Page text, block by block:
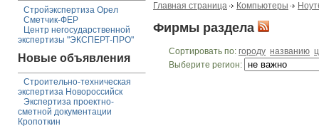
Стройэкспертиза Орел
Сметчик-ФЕР
Центр негосударственной
экспертизы "ЭКСПЕРТ-ПРО"
Новые объявления
Строительно-техническая
экспертиза Новороссийск
Экспертиза проектно-
сметной документации
Кропоткин
Главная страница Компьютеры
Фирмы раздела
Сортировать по: городу названию
Выберите регион: